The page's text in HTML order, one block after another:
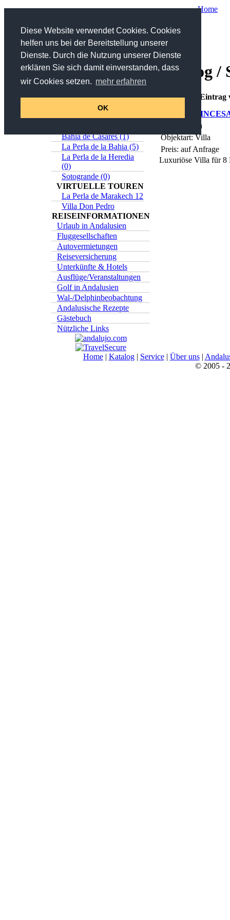
Diese Website verwendet Cookies. Cookies
helfen uns bei der Bereitstellung unserer
Dienste. Durch die Nutzung unserer Dienste
erklären Sie sich damit einverstanden, dass
wir Cookies setzen. mehr erfahren
OK
Home
Suche
in Titel und Beschreibung
Erweiterte Suche
Online-Katalog
Estepona (5)
Bahia de Casares (1)
La Perla de la Bahia (5)
La Perla de la Heredia
(0)
Sotogrande (0)
VIRTUELLE TOUREN
La Perla de Marakech 12
Villa Don Pedro
REISEINFORMATIONEN
Urlaub in Andalusien
Fluggesellschaften
Autovermietungen
Reiseversicherung
Unterkünfte & Hotels
Ausflüge/Veranstaltungen
Golf in Andalusien
Wal-/Delphinbeobachtung
Andalusische Rezepte
Gästebuch
Nützliche Links
Katalog /
Insgesamt 1 Eintrag
VILLA
Ort: Manilva
Objektart: Villa
Preis: auf Anfrage
Luxuriöse Villa für 8
Home| Katalog| Service| Über uns|
© 2005 -